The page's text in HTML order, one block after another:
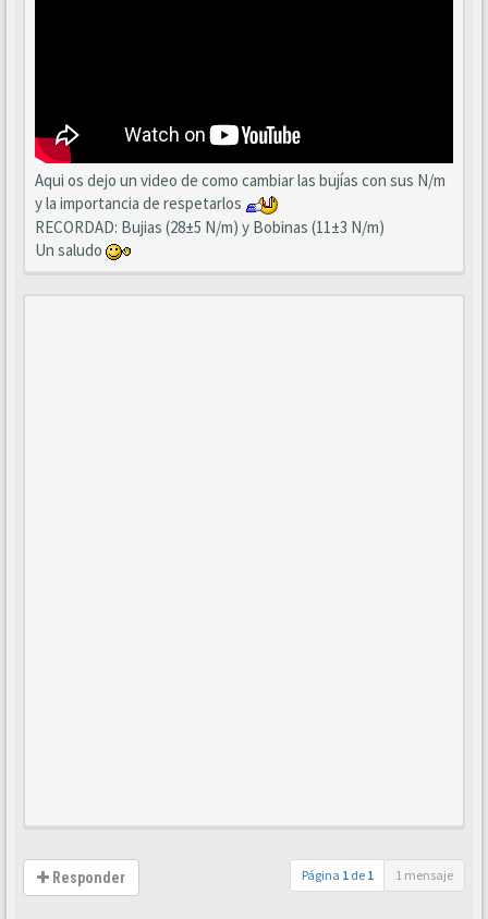
Aqui os dejo un video de como cambiar las bujías con sus N/m
y la importancia de respetarlos
RECORDAD: Bujias (28±5 N/m) y Bobinas (11±3 N/m)
Un saludo
Responder Página 1 de 1 1 mensaje